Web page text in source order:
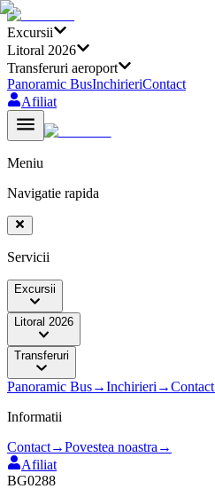
Excursii
Litoral 2026
Transferuri aeroport
Panoramic BusInchirieriContact
Afiliat
Meniu
Navigatie rapida
Servicii
Excursii
Litoral 2026
Transferuri
Panoramic Bus→Inchirieri →Contact
Informatii
Contact→Povestea noastra →
Afiliat
BG0288